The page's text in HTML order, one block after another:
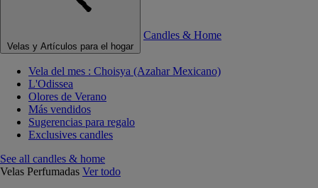
Velas y Artículos para el hogar
Candles & Home
Vela del mes : Choisya (Azahar Mexicano)
L'Odissea
Olores de Verano
Más vendidos
Sugerencias para regalo
Exclusives candles
See all candles & home
Velas Perfumadas Ver todo